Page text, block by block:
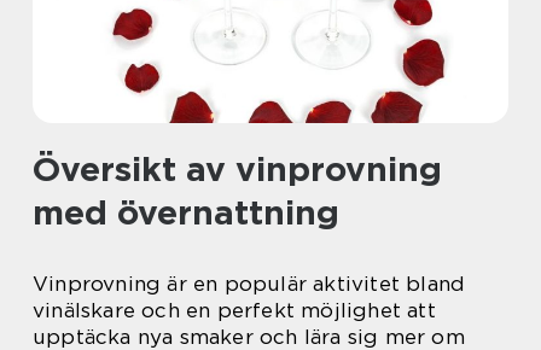
Översikt av vinprovning
med övernattning
Vinprovning är en populär aktivitet bland
vinälskare och en perfekt möjlighet att
upptäcka nya smaker och lära sig mer om